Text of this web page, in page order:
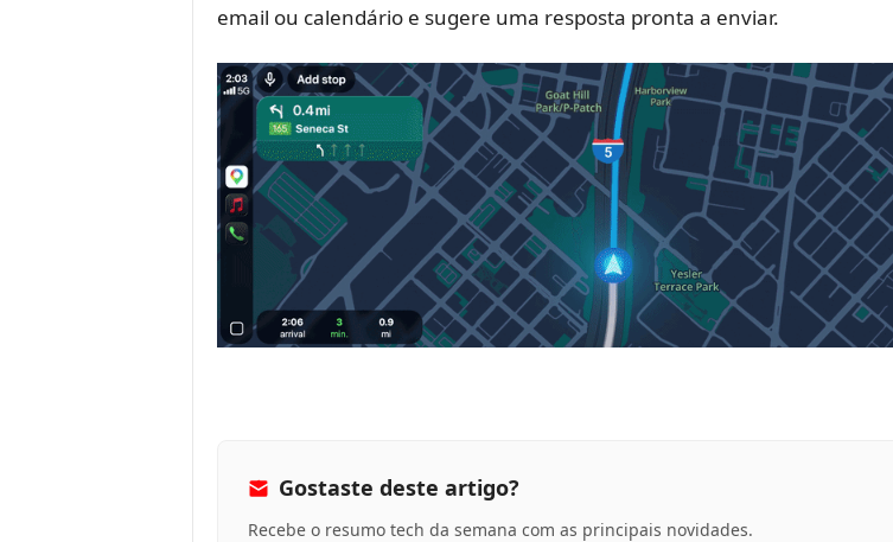
email ou calendário e sugere uma resposta pronta a enviar.
Gostaste deste artigo?
Recebe o resumo tech da semana com as principais novidades.